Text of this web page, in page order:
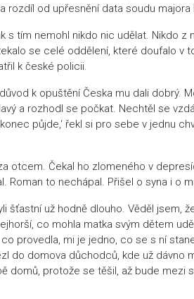
rozdíl od upřesnění data soudu majora
s tím nemohl nikdo nic udělat. Nikdo z
se celé oddělení, které doufalo v
k české policii.
k opuštění Česka mu dali dobrý.
a rozhodl se počkat. Nechtěl se
půjde,‘ řekl si pro sebe v jednu
otcem. Čekal ho zlomeného v
Roman to nechápal. Přišel o syna i o
šťastní už hodně dlouho. Věděl jsem,
co mohla matka svým dětem
provedla, mi je jedno, co se s ní
do domova důchodců, kde už dávno
domů, protože se těšil, až bude mezi